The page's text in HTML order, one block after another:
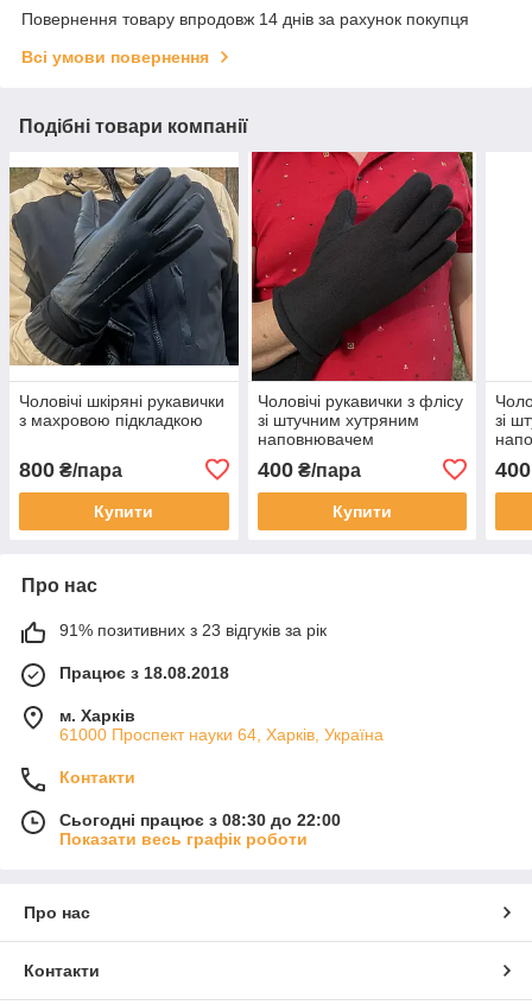
Повернення товару впродовж 14 днів за рахунок покупця
Всі умови повернення
Подібні товари компанії
Чоловічі шкіряні рукавички
з махровою підкладкою
800 ₴/пара
Купити
Чоловічі рукавички з флісу
зі штучним хутряним
наповнювачем
400₴/пара
Купити
зі
400
Про нас
91% позитивних з 23 відгуків за рік
Працює з 18.08.2018
м. Харків
61000 Проспект науки 64, Харків, Україна
Контакти
Сьогодні працює з 08:30 до 22:00
Показати весь графік роботи
Про нас
Контакти